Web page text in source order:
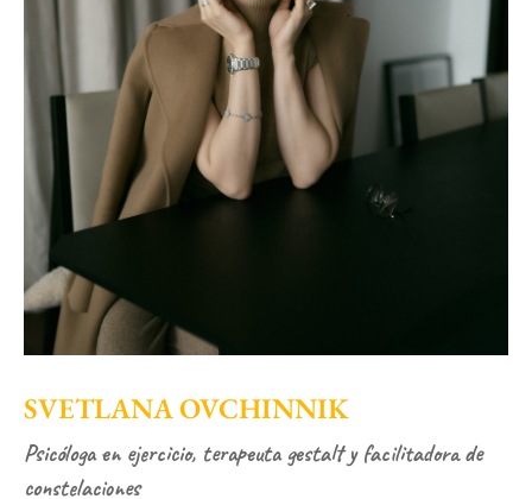
SVETLANA OVCHINNIK
Psicóloga en ejercicio, terapeuta gestalt y facilitadora de
constelaciones